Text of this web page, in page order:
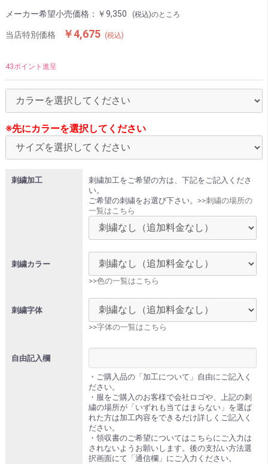
メーカー希望小売価格： ￥9,350 (税込)のところ
当店特別価格 ￥4,675 (税込)
43ポイント進呈
※先にカラーを選択してください
刺繍加工
刺繍加工をご希望の方は、下記をご記入くださ
い。
ご希望の刺繍をお選び下さい。 >>刺繍の場所の
一覧はこちら
刺繍カラー
>>色の一覧はこちら
刺繍字体
>>字体の一覧はこちら
自由記入欄
・ご購入品の「加工について」自由にご記入く
ださい。
・服をご購入のお客様で会社ロゴや、上記の刺
繍の場所が「いずれも当てはまらない」を選ば
れた方は加工内容をできるだけ詳しくご記入く
ださい。
・領収書のご希望についてはこちらにご入力は
されないようお願いします。後の支払い方法選
択画面にて「通信欄」にご入力ください。